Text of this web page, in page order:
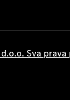
Sva prava